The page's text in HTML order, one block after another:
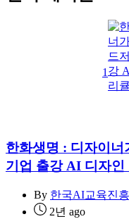
1
한화생명 : 디자이너
기업 출강 AI 디자인
By 한국AI교육진
2년 ago